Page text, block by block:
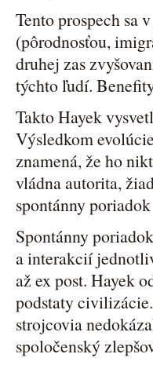
Tento prospech sa
(pôrodnosťou,
druhej zas
týchto ľudí.
Takto Hayek
Výsledkom
znamená, že ho
vládna autorita,
spontánny
Spontánny
a interakcií
až ex post. Hayek
podstaty
strojcovia
spoločenský